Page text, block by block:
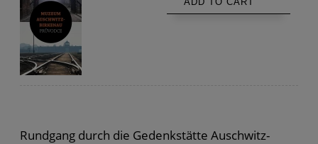
Rundgang durch die Gedenkstätte Auschwitz-